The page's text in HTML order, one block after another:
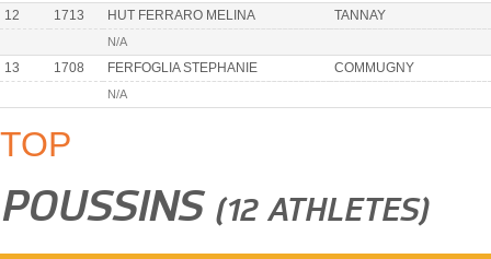
12 1713 HUT FERRARO MELINA TANNAY
N/A
13 1708 FERFOGLIA STEPHANIE COMMUGNY
N/A
TOP
POUSSINS (12 ATHLETES)